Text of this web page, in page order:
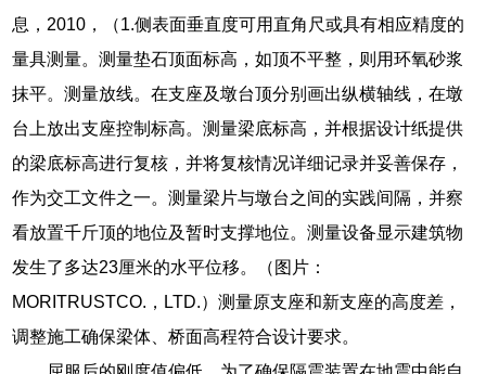
息，2010，（1.侧表面垂直度可用直角尺或具有相应精度的
量具测量。测量垫石顶面标高，如顶不平整，则用环氧砂浆
抹平。测量放线。在支座及墩台顶分别画出纵横轴线，在墩
台上放出支座控制标高。测量梁底标高，并根据设计纸提供
的梁底标高进行复核，并将复核情况详细记录并妥善保存，
作为交工文件之一。测量梁片与墩台之间的实践间隔，并察
看放置千斤顶的地位及暂时支撑地位。测量设备显示建筑物
发生了多达23厘米的水平位移。（图片：
MORITRUSTCO.，LTD.）测量原支座和新支座的高度差，
调整施工确保梁体、桥面高程符合设计要求。